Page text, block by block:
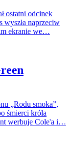
ostatni odcinek
wyszła naprzeciw
ekranie we…
„Rodu smoka”,
śmierci króla
werbuje Cole'a i…